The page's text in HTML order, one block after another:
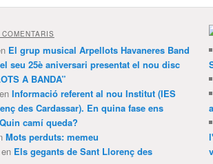
El grup musical Arpellots Havaneres Band
seu 25è aniversari presentat el nou disc
A BANDA”
Informació referent al nou Institut (IES
des Cardassar). En quina fase ens
camí queda?
Mots perduts: memeu
Els gegants de Sant Llorenç des